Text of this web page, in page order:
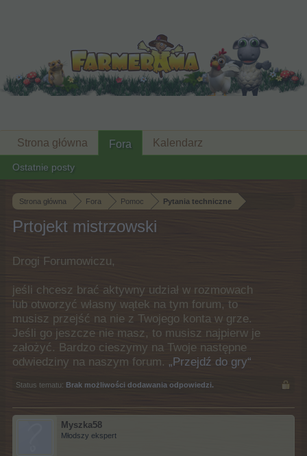
Strona główna Fora Pomoc Pytania techniczne
Prtojekt mistrzowski
Drogi Forumowiczu,
jeśli chcesz brać aktywny udział w rozmowach
lub otworzyć własny wątek na tym forum, to
musisz przejść na nie z Twojego konta w grze.
Jeśli go jeszcze nie masz, to musisz najpierw je
założyć. Bardzo cieszymy na Twoje następne
odwiedziny na naszym forum. „Przejdź do gry“
Status tematu: Brak możliwości dodawania odpowiedzi.
Myszka58
Młodszy ekspert
Strona główna Fora
Ostatnie posty
Kalendarz